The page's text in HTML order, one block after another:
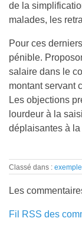
de la
malades, les
Pour ces
pénible.
salaire dans le
montant servant
Les objections
lourdeur à la
déplaisantes à
Classé dans : exemple
Les
Fil RSS des